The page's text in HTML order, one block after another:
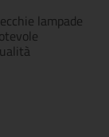
lampade